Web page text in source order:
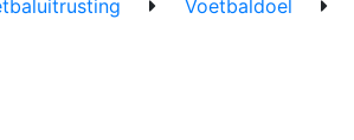
Voetbaldoel